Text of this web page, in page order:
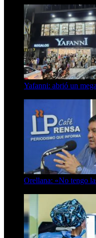
Yafanni: abrió un
Orellana: «No tengo